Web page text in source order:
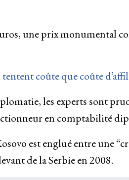
une prix monumental
coûte que coûte
les experts sont
en comptabilité
est englué entre une
de la Serbie en 2008.